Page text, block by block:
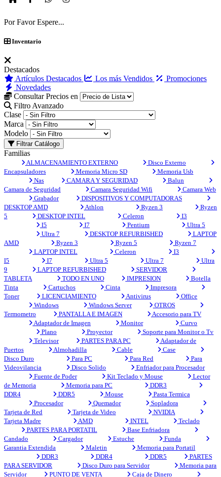
Por Favor Espere...
Inventario
Destacados
Artículos Destacados
Los más Vendidos
Promociones
Novedades
Consultar Precios en
Filtro Avanzado
Clase
Marca
Modelo
Filtrar Catálogo
Familias
ALMACENAMIENTO EXTERNO
Disco Externo
Encapsuladores
Memoria Micro SD
Memoria Usb
Nas
CAMARA Y SEGURIDAD
Balun
Camara de Seguridad
Camara Seguridad Wifi
Camara Web
Grabador
DISPOSITIVOS Y COMPUTADORAS
DESKTOP AMD
Athlon Ryzen 3
Ryzen
5
DESKTOP INTEL Celeron
I3
I5
I7 Pentium
Ultra 5
Ultra 7
DESKTOP REFURBISHED
LAPTOP
AMD
Ryzen 3 Ryzen 5
Ryzen 7
LAPTOP INTEL
Celeron
I3
I5
I7 Ultra 5 Ultra 7
Ultra
9
LAPTOP REFURBISHED
SERVIDOR
TABLETA
TODO EN UNO IMPRESION
Botella
Tinta
Cartuchos Cinta
Impresora
Toner
LICENCIAMIENTO Antivirus
Office
Windows
Windows Server
OTROS
Termometro
PANTALLA E IMAGEN
Accesorio para TV
Adaptador de Imagen
Monitor
Curvo
Plano
Proyector
Soporte para Monitor o Tv
Televisor
PARTES PARA PC
Adaptador de
Puertos
Almohadilla Cable
Case
Disco Duro
Para PC Para Red
Para
Videovilancia
Disco Solido
Enfriador para Procesador
Fuente de Poder
Kit Teclado y Mouse
Lector
de Memoria
Memoria para PC
DDR3
DDR4
DDR5 Mouse
Pasta Termica
Procesador
Quemador
Sopladora
Tarjeta de Red
Tarjeta de Video
NVIDIA
Tarjeta Madre
AMD INTEL
Teclado
PARTES PARA PORTATIL
Base Enfriadora
Candado
Cargador Estuche
Funda
Garantia Extendida
Maletin
Memoria para Portatil
DDR3
DDR4 DDR5
PARTES
PARA SERVIDOR
Disco Duro para Servidor
Memoria para
Servidor
PUNTO DE VENTA Caja de Dinero